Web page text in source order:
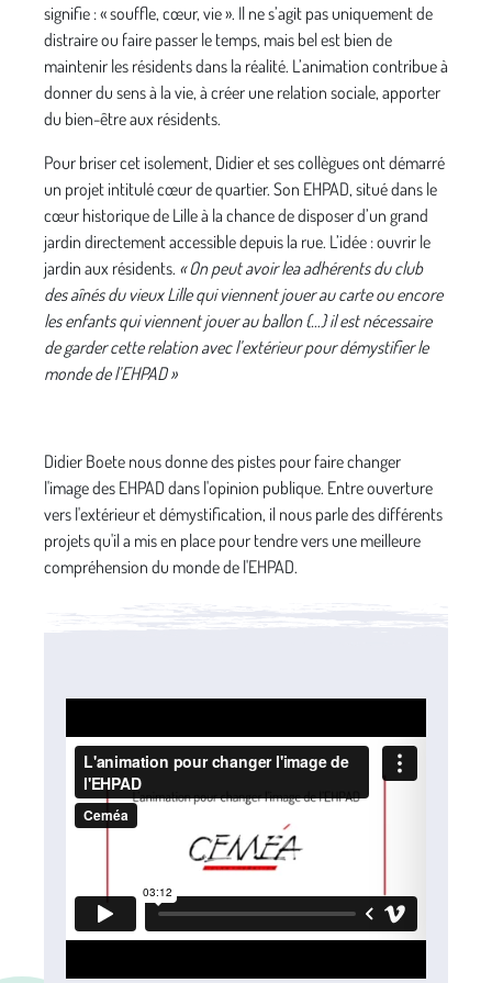
signifie : « souffle, cœur, vie ». Il ne s’agit pas uniquement de
distraire ou faire passer le temps, mais bel est bien de
maintenir les résidents dans la réalité. L’animation contribue à
donner du sens à la vie, à créer une relation sociale, apporter
du bien-être aux résidents.
Pour briser cet isolement, Didier et ses collègues ont démarré
un projet intitulé cœur de quartier. Son EHPAD, situé dans le
cœur historique de Lille à la chance de disposer d’un grand
jardin directement accessible depuis la rue. L’idée : ouvrir le
jardin aux résidents. « On peut avoir lea adhérents du club
des aînés du vieux Lille qui viennent jouer au carte ou encore
les enfants qui viennent jouer au ballon {…} il est nécessaire
de garder cette relation avec l’extérieur pour démystifier le
monde de l’EHPAD »
Didier Boete nous donne des pistes pour faire changer
l'image des EHPAD dans l'opinion publique. Entre ouverture
vers l'extérieur et démystification, il nous parle des différents
projets qu'il a mis en place pour tendre vers une meilleure
compréhension du monde de l'EHPAD.